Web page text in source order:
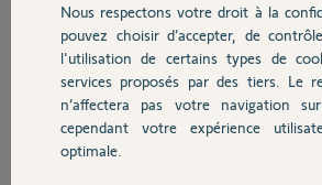
Chauffage
Autres produits
Sylvain R.
il y a 3 mois
Participer au fil de
Nous respectons votre droit à la
pouvez choisir d’accepter, de
l'utilisation de certains types de
services proposés par des tiers. Le
n’affectera pas votre navigation
cependant votre expérience
optimale.